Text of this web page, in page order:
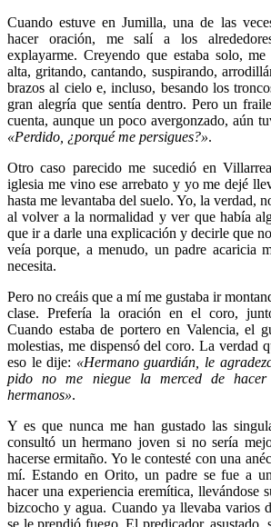
Cuando estuve en Jumilla, una de las
hacer oración, me salí a los
explayarme. Creyendo que estaba solo,
alta, gritando, cantando, suspirando,
brazos al cielo e, incluso, besando los
gran alegría que sentía dentro. Pero un
cuenta, aunque un poco avergonzado, aún
«Perdido, ¿porqué me persigues?».
Otro caso parecido me sucedió en
iglesia me vino ese arrebato y yo me dejé
hasta me levantaba del suelo. Yo, la verdad,
al volver a la normalidad y ver que había
que ir a darle una explicación y decirle que
veía porque, a menudo, un padre acaricia
necesita.
Pero no creáis que a mí me gustaba ir
clase. Prefería la oración en el coro,
Cuando estaba de portero en Valencia, el
molestias, me dispensó del coro. La verdad
eso le dije: «Hermano guardián, le
pido no me niegue la merced de
hermanos».
Y es que nunca me han gustado las
consultó un hermano joven si no sería
hacerse ermitaño. Yo le contesté con una
mí. Estando en Orito, un padre se fue a
hacer una experiencia eremítica, llevándose
bizcocho y agua. Cuando ya llevaba varios
se le prendió fuego. El predicador, asustado,